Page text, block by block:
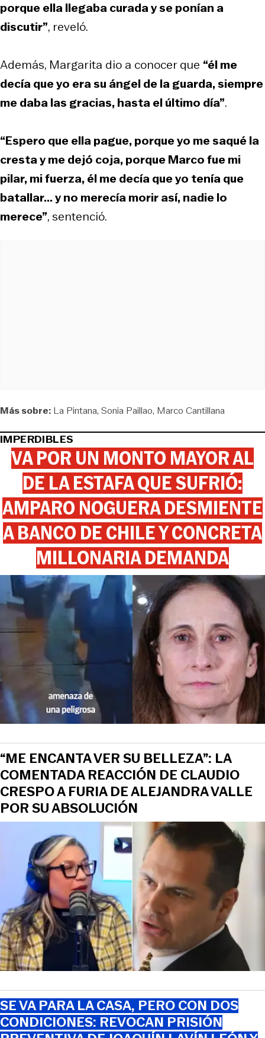
porque ella llegaba curada y se ponían a
discutir”, reveló.
Además, Margarita dio a conocer que “él me
decía que yo era su ángel de la guarda, siempre
me daba las gracias, hasta el último día”.
“Espero que ella pague, porque yo me saqué la
cresta y me dejó coja, porque Marco fue mi
pilar, mi fuerza, él me decía que yo tenía que
batallar... y no merecía morir así, nadie lo
merece”, sentenció.
Más sobre: La Pintana Sonia Paillao Marco Cantillana
IMPERDIBLES
VA POR UN MONTO MAYOR AL
DE LA ESTAFA QUE SUFRIÓ:
AMPARO NOGUERA DESMIENTE
A BANCO DE CHILE Y CONCRETA
MILLONARIA DEMANDA
“ME ENCANTA VER SU BELLEZA”: LA
COMENTADA REACCIÓN DE CLAUDIO
CRESPO A FURIA DE ALEJANDRA VALLE
POR SU ABSOLUCIÓN
SE VA PARA LA CASA, PERO CON DOS
CONDICIONES: REVOCAN PRISIÓN